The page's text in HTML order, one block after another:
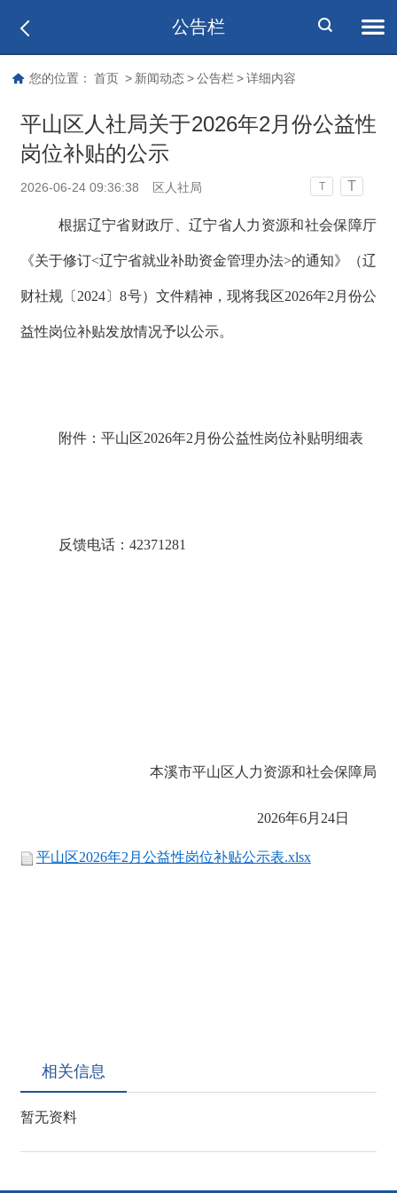
公告栏
您的位置： 首页 > 新闻动态 > 公告栏 > 详细内容
平山区人社局关于2026年2月份公益性
岗位补贴的公示
2026-06-24 09:36:38 区人社局 T T
根据辽宁省财政厅、辽宁省人力资源和社会保障厅
《关于修订<辽宁省就业补助资金管理办法>的通知》（辽
财社规〔2024〕8号）文件精神，现将我区2026年2月份公
益性岗位补贴发放情况予以公示。
附件：平山区2026年2月份公益性岗位补贴明细表
反馈电话：42371281
本溪市平山区人力资源和社会保障局
2026年6月24日
平山区2026年2月公益性岗位补贴公示表.xlsx
相关信息
暂无资料